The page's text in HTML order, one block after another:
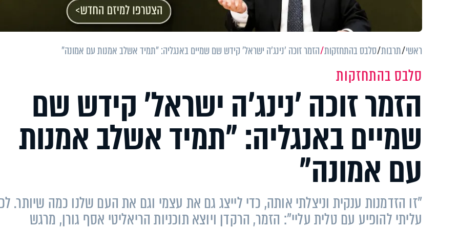
ראשי תרבות סלבס בהתחזקות הזמר זוכה ’נינג’ה ישראל’ קידש שם שמיים באנגליה: "תמיד אשלב אמנות עם אמונה"
סלבס בהתחזקות
הזמר זוכה ’נינג’ה ישראל’ קידש שם
שמיים באנגליה: "תמיד אשלב אמנות
עם אמונה"
"זו הזדמנות ענקית וניצלתי אותה, כדי לייצג גם את עצמי וגם את העם שלנו כמה שיותר.
עליתי להופיע עם טלית עליי": הזמר, הרקדן ויוצא תוכניות הריאליטי אסף גורן, מרגש